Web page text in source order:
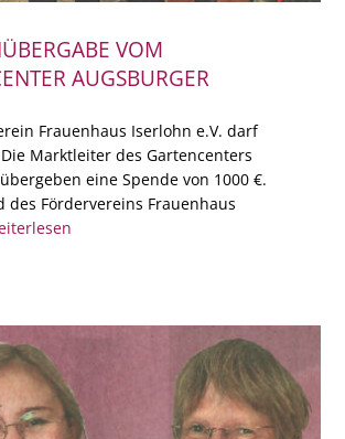
VOM
AUGSBURGER
Frauenhaus Iserlohn e.V. darf
Marktleiter des Gartencenters
eine Spende von 1000 €.
des Fördervereins Frauenhaus